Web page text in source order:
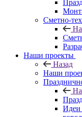
Сметно-
Наши проекты
Назад
Наши
Идеи